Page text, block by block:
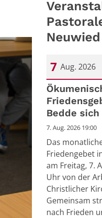
Neuwied
7 Aug. 2026
Datum: 7.
Bedde
7. Aug. 2026 19:00
Das
Friedengebet
am Freitag, 7.
Uhr von der
Christlicher
Gemeinsam
nach Frieden